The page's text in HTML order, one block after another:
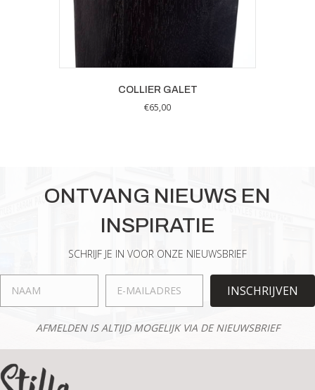
COLLIER GALET
€65,00
ONTVANG NIEUWS EN
INSPIRATIE
SCHRIJF JE IN VOOR ONZE NIEUWSBRIEF
INSCHRIJVEN
AFMELDEN IS ALTIJD MOGELIJK VIA DE NIEUWSBRIEF